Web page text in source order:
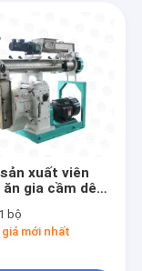
xuất viên
gia cầm dê
ăn gia cầm
thép không gỉ
1 bộ
mới nhất